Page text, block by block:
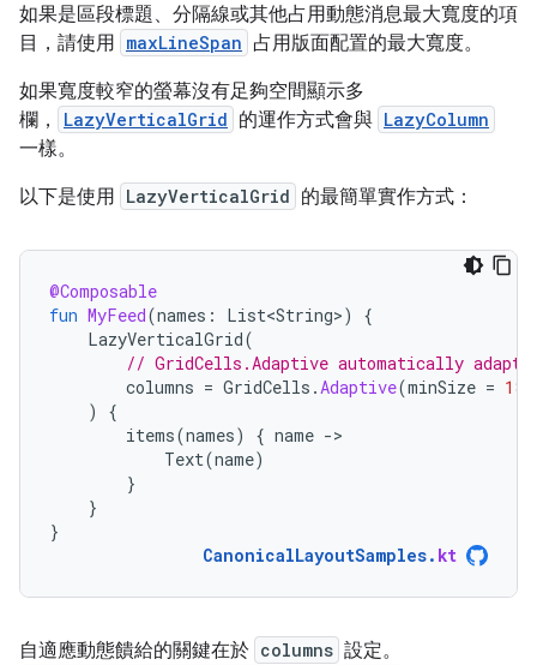
如果是區段標題、分隔線或其他占用動態消息最大寬度的項
目，請使用 maxLineSpan 占用版面配置的最大寬度。
如果寬度較窄的螢幕沒有足夠空間顯示多
欄，
LazyVerticalGrid 的運作方式會與 LazyColumn
一樣。
以下是使用 LazyVerticalGrid 的最簡單實作方式：
@Composable
fun MyFeed(names : List<String>)
{
LazyVerticalGrid(
// GridCells.Adaptive automatically adapts
columns = GridCells . Adaptive(minSize =
)
{
items(names) { name -
Text(name)
}
}
}
CanonicalLayoutSamples. kt
自適應動態饋給的關鍵在於 columns 設定。